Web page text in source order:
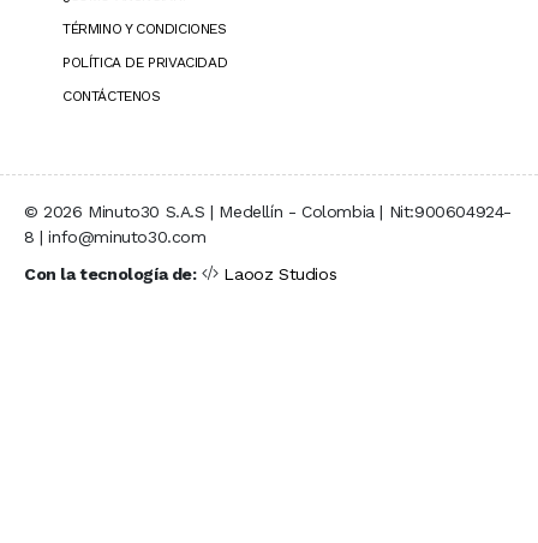
TÉRMINO Y CONDICIONES
POLÍTICA DE PRIVACIDAD
CONTÁCTENOS
© 2026 Minuto30 S.A.S | Medellín - Colombia | Nit:900604924-
8 | info@minuto30.com
Con la tecnología de:
Laooz Studios